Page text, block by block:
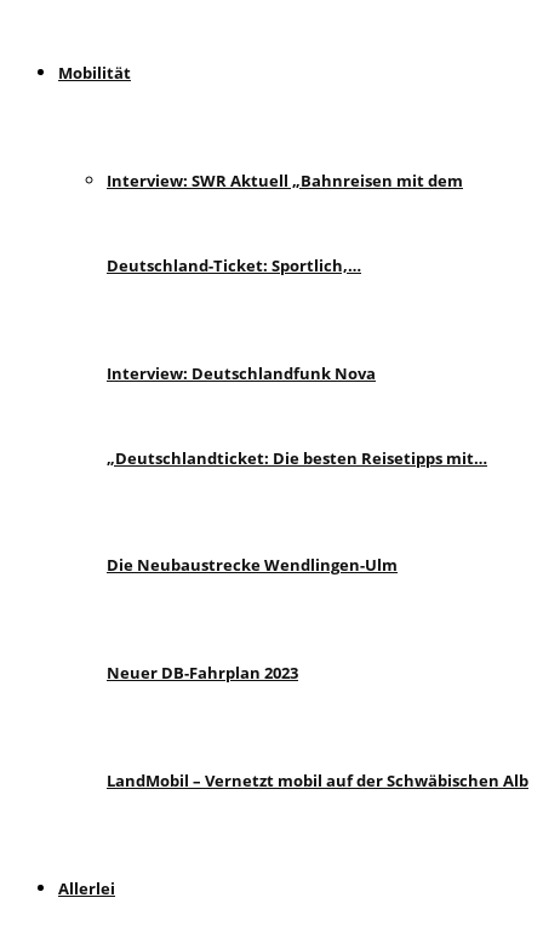
Mobilität
Interview: SWR Aktuell „Bahnreisen mit dem
Deutschland-Ticket: Sportlich,…
Interview: Deutschlandfunk Nova
„Deutschlandticket: Die besten Reisetipps mit…
Die Neubaustrecke Wendlingen-Ulm
Neuer DB-Fahrplan 2023
LandMobil – Vernetzt mobil auf der Schwäbischen Alb
Allerlei